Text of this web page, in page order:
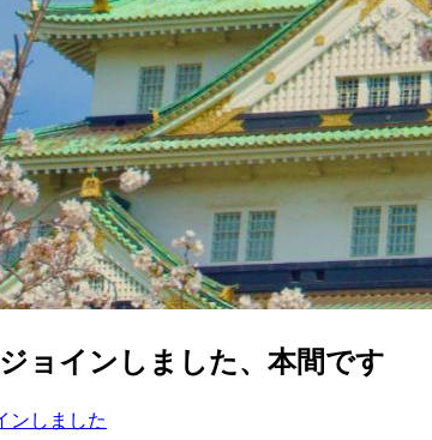
ョインしました、本間です
ンしました